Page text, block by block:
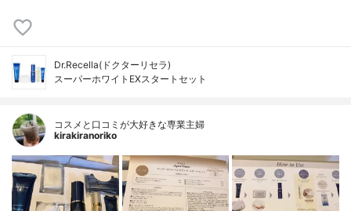
Dr.Recella(ドクターリセラ)
スーパーホワイトEXスタートセット
コスメと口コミが大好きな専業主婦
kirakiranoriko